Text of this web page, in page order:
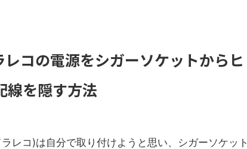
コの電源をシガーソケットからヒ
線を隠す方法
レコ)は自分で取り付けようと思い、シガーソケット